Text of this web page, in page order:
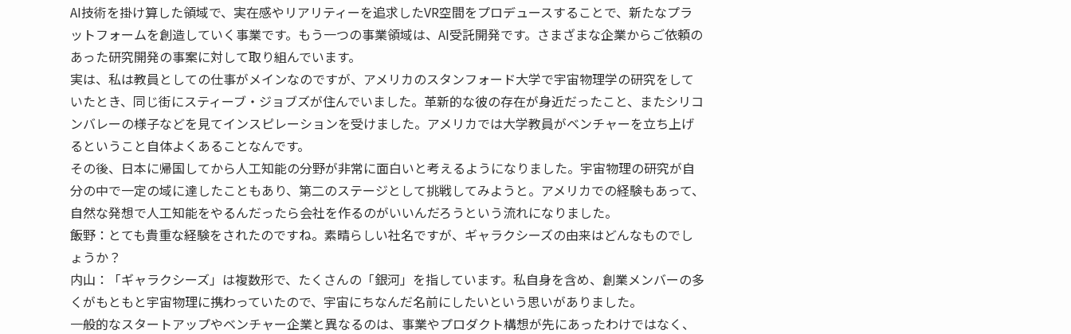
AI技術を掛け算した領域で、実在感やリアリティーを追求したVR空間をプロデュースすることで、新たなプラ
ットフォームを創造していく事業です。もう一つの事業領域は、AI受託開発です。さまざまな企業からご依頼の
あった研究開発の事案に対して取り組んでいます。
実は、私は教員としての仕事がメインなのですが、アメリカのスタンフォード大学で宇宙物理学の研究をして
いたとき、同じ街にスティーブ・ジョブズが住んでいました。革新的な彼の存在が身近だったこと、またシリコ
ンバレーの様子などを見てインスピレーションを受けました。アメリカでは大学教員がベンチャーを立ち上げ
るということ自体よくあることなんです。
その後、日本に帰国してから人工知能の分野が非常に面白いと考えるようになりました。宇宙物理の研究が自
分の中で一定の域に達したこともあり、第二のステージとして挑戦してみようと。アメリカでの経験もあって、
自然な発想で人工知能をやるんだったら会社を作るのがいいんだろうという流れになりました。
飯野： とても貴重な経験をされたのですね。素晴らしい社名ですが、ギャラクシーズの由来はどんなものでし
ょうか？
内山：
「ギャラクシーズ」は複数形で、たくさんの「銀河」を指しています。私自身を含め、創業メンバーの多
くがもともと宇宙物理に携わっていたので、宇宙にちなんだ名前にしたいという思いがありました。
一般的なスタートアップやベンチャー企業と異なるのは、事業やプロダクト構想が先にあったわけではなく、